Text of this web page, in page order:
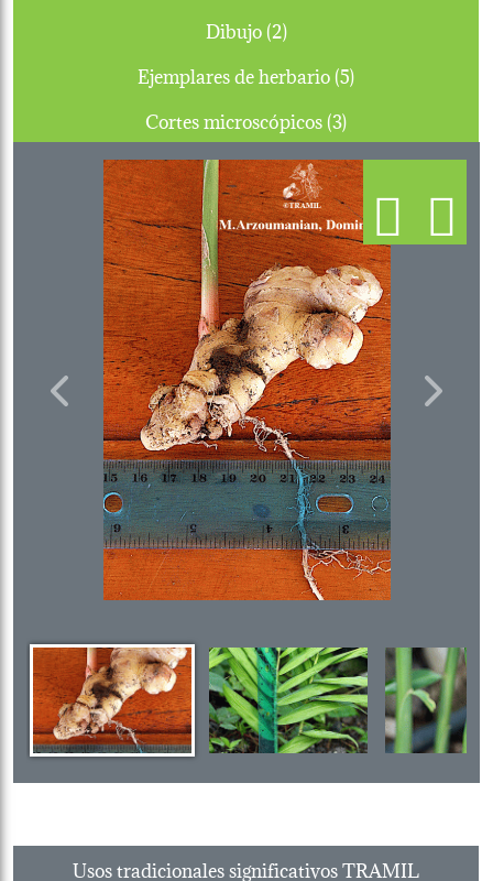
Dibujo (2)
Ejemplares de herbario (5)
Cortes microscópicos (3)
Previous Next
Usos tradicionales significativos TRAMIL